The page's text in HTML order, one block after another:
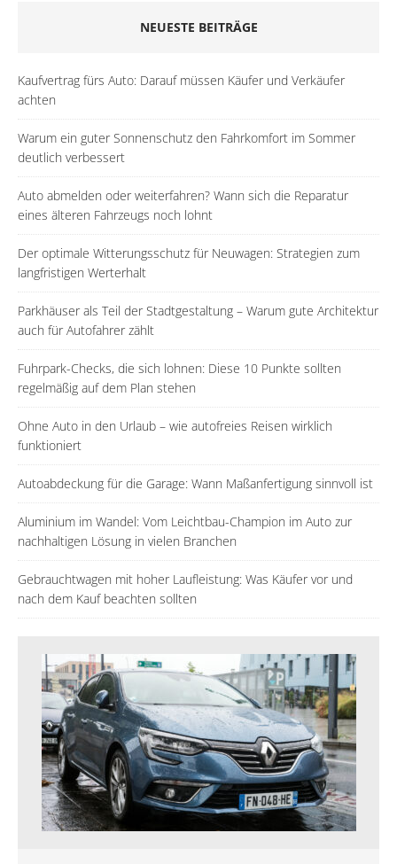
NEUESTE BEITRÄGE
Kaufvertrag fürs Auto: Darauf müssen Käufer und Verkäufer
achten
Warum ein guter Sonnenschutz den Fahrkomfort im Sommer
deutlich verbessert
Auto abmelden oder weiterfahren? Wann sich die Reparatur
eines älteren Fahrzeugs noch lohnt
Der optimale Witterungsschutz für Neuwagen: Strategien zum
langfristigen Werterhalt
Parkhäuser als Teil der Stadtgestaltung – Warum gute Architektur
auch für Autofahrer zählt
Fuhrpark-Checks, die sich lohnen: Diese 10 Punkte sollten
regelmäßig auf dem Plan stehen
Ohne Auto in den Urlaub – wie autofreies Reisen wirklich
funktioniert
Autoabdeckung für die Garage: Wann Maßanfertigung sinnvoll ist
Aluminium im Wandel: Vom Leichtbau-Champion im Auto zur
nachhaltigen Lösung in vielen Branchen
Gebrauchtwagen mit hoher Laufleistung: Was Käufer vor und
nach dem Kauf beachten sollten